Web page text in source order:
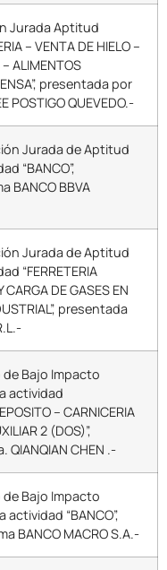
Jurada Aptitud
– VENTA DE HIELO –
– ALIMENTOS
presentada por
POSTIGO QUEVEDO.-
Jurada de Aptitud
“BANCO”,
BANCO BBVA
Jurada de Aptitud
“FERRETERIA
CARGA DE GASES EN
presentada
Bajo Impacto
actividad
– CARNICERIA
2 (DOS)”,
QIANQIAN CHEN .-
Bajo Impacto
“BANCO”,
BANCO MACRO S.A.-